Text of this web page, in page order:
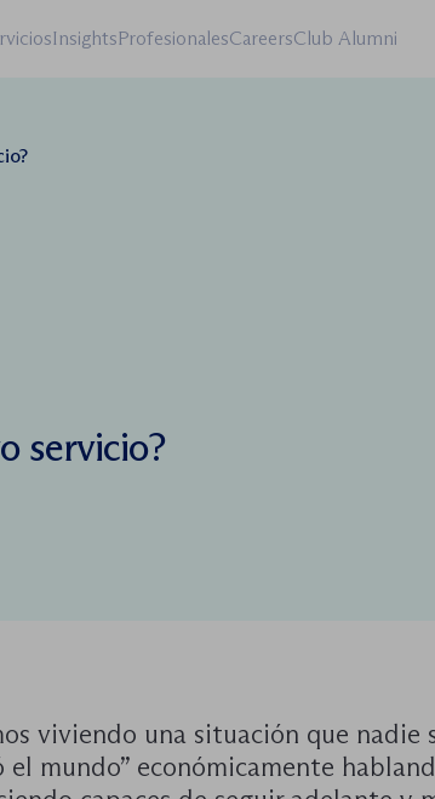
InsightsProfesionalesCareersClub Alumni
servicio?
viviendo una situación que nadie
el mundo” económicamente